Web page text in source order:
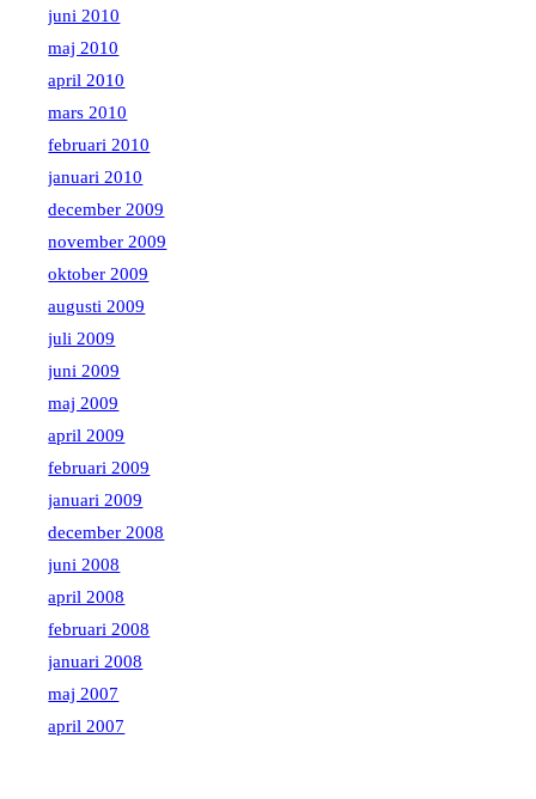
juni 2010
maj 2010
april 2010
mars 2010
februari 2010
januari 2010
december 2009
november 2009
oktober 2009
augusti 2009
juli 2009
juni 2009
maj 2009
april 2009
februari 2009
januari 2009
december 2008
juni 2008
april 2008
februari 2008
januari 2008
maj 2007
april 2007